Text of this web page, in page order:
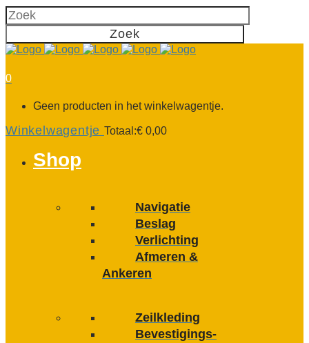
0
Geen producten in het winkelwagentje.
Winkelwagentje Totaal:€ 0,00
Shop
Navigatie
Beslag
Verlichting
Afmeren &
Ankeren
Zeilkleding
Bevestigings­­